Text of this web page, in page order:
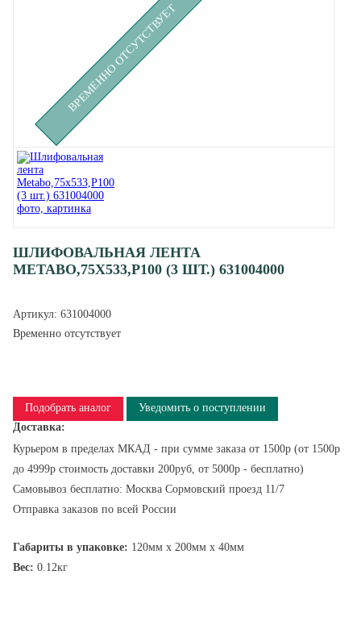
ВРЕМЕННО ОТСУТСТВУЕТ
ШЛИФОВАЛЬНАЯ ЛЕНТА
METABO,75X533,P100 (3 ШТ.) 631004000
Артикул: 631004000
Временно отсутствует
Подобрать аналог
Уведомить о поступлении
Доставка:
Курьером в пределах МКАД - при сумме заказа от 1500р (от 1500р
до 4999р стоимость доставки 200руб, от 5000р - бесплатно)
Самовывоз бесплатно: Москва Сормовский проезд 11/7
Отправка заказов по всей России
Габариты в упаковке: 120мм x 200мм x 40мм
Вес: 0.12кг